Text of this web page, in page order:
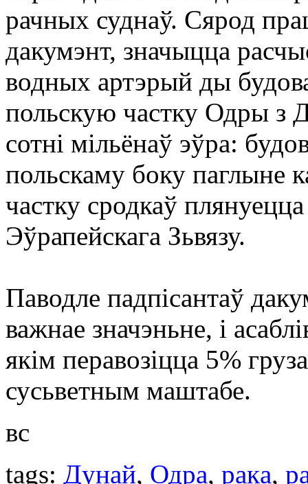
рачных суднаў. Сярод
дакумэнт, значыцца
водных артэрый ды
польскую частку Одры з
сотні мільёнаў эўра:
польскаму боку паглыне
частку сродкаў
Эўрапейскага Зьвязу.
Паводле падпісантаў
важнае значэньне, і
якім перавозіцца 5%
сусьветным маштабе.
вс
tags: Дунай, Одра, ракa,